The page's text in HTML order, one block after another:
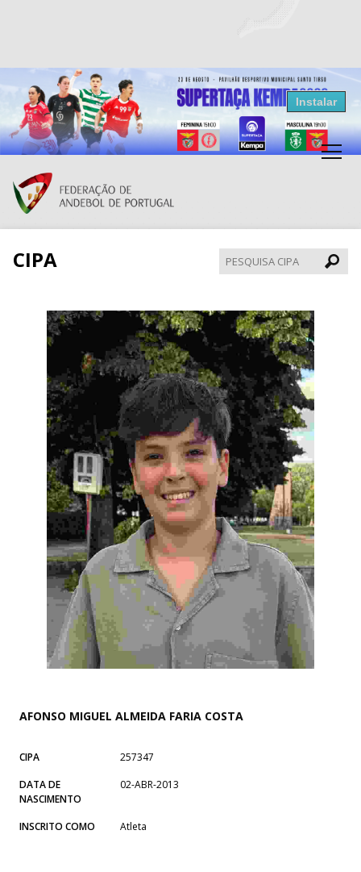
Resultados Andebol
Federação de Andebol de Portugal
Grátis - Disponivel na Play Store
Instalar
CIPA
CIPA
AFONSO MIGUEL ALMEIDA FARIA COSTA
CIPA
257347
DATA DE
NASCIMENTO
02-ABR-2013
INSCRITO COMO Atleta